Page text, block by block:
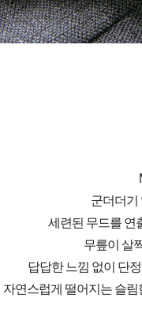
군더더기
세련된 무드를 연
무릎이 살
답답한 느낌 없이 단
자연스럽게 떨어지는 슬